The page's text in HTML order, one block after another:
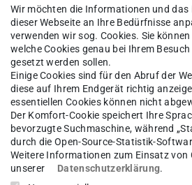
die Institute für
in der
sowie für
Wir möchten die Informationen und
dieser Webseite an Ihre Bedürfnisse
verwenden wir sog. Cookies. Sie
welche Cookies genau bei Ihrem
gesetzt werden sollen.
Einige Cookies sind für den Abruf der
diese auf Ihrem Endgerät richtig
essentiellen Cookies können nicht
Der Komfort-Cookie speichert Ihre
bevorzugte Suchmaschine, während
durch die Open-Source-Statistik-
Weitere Informationen zum Einsatz von
unserer
Datenschutzerklärung.